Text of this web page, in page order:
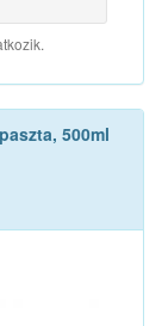
500ml